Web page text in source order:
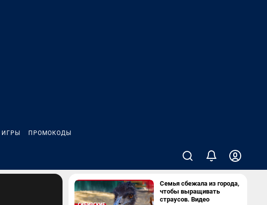
ИГРЫ ПРОМОКОДЫ
Семья сбежала из города,
чтобы выращивать
страусов. Видео